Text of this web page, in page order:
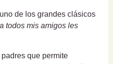
de los grandes clásicos
todos mis amigos les
que permite